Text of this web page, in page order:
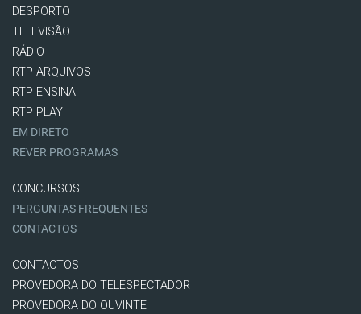
DESPORTO
TELEVISÃO
RÁDIO
RTP ARQUIVOS
RTP ENSINA
RTP PLAY
EM DIRETO
REVER PROGRAMAS
CONCURSOS
PERGUNTAS FREQUENTES
CONTACTOS
CONTACTOS
PROVEDORA DO TELESPECTADOR
PROVEDORA DO OUVINTE